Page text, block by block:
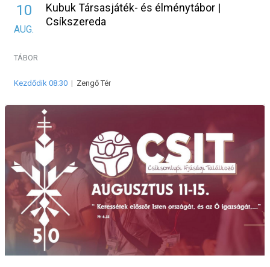
10
AUG.
Kubuk Társasjáték- és élménytábor |
Csíkszereda
TÁBOR
Kezdődik 08:30 | Zengő Tér